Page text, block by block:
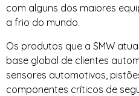
com alguns dos maiores
a frio do mundo.
Os produtos que a SMW
base global de clientes
sensores automotivos,
componentes críticos de